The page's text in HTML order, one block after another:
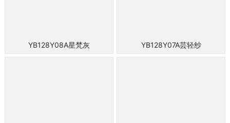
YB128Y08A星梵灰 YB128Y07A芸轻纱